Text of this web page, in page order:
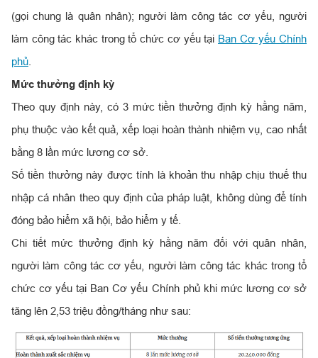
(gọi chung là quân nhân); người làm công tác cơ yếu, người
làm công tác khác trong tổ chức cơ yếu tại Ban Cơ yếu Chính
phủ
Mức thưởng định kỳ
Theo quy định này, có 3 mức tiền thưởng định kỳ hằng năm,
phụ thuộc vào kết quả, xếp loại hoàn thành nhiệm vụ, cao nhất
bằng 8 lần mức lương cơ sở.
Số tiền thưởng này được tính là khoản thu nhập chịu thuế thu
nhập cá nhân theo quy định của pháp luật, không dùng để tính
đóng bảo hiểm xã hội, bảo hiểm y tế.
Chi tiết mức thưởng định kỳ hằng năm đối với quân nhân,
người làm công tác cơ yếu, người làm công tác khác trong tổ
chức cơ yếu tại Ban Cơ yếu Chính phủ khi mức lương cơ sở
tăng lên 2,53 triệu đồng/tháng như sau: